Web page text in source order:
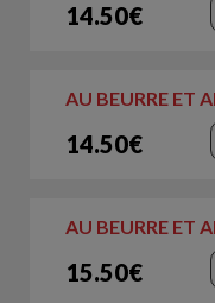
14.50€
AU BEURRE ET
14.50€
AU BEURRE ET
15.50€